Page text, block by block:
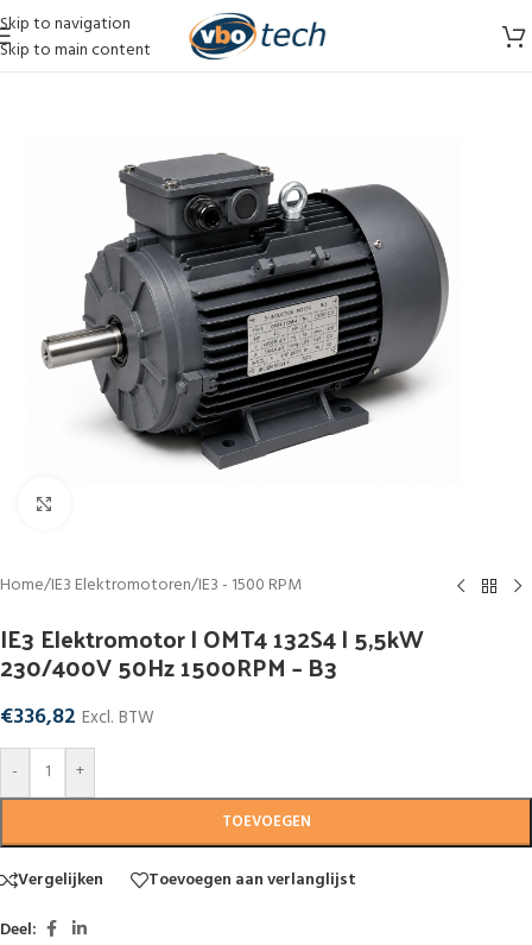
Skip to navigation
Skip to main content
Home/IE3 Elektromotoren/IE3 - 1500 RPM
IE3 Elektromotor | OMT4 132S4 | 5,5kW
230/400V 50Hz 1500RPM – B3
€336,82 Excl. BTW
-
+
TOEVOEGEN
Vergelijken
Toevoegen aan verlanglijst
Deel: